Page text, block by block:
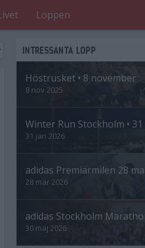
Loppen
INTRESSANTA LOPP
Höstrusket • 8 november
8 nov 2025
Winter Run Stockholm •
31 jan 2026
adidas Premiärmilen 28
28 mar 2026
adidas Stockholm
30 maj 2026